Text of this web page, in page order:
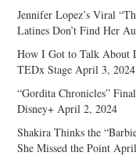
Jennifer Lopez’s Viral
Latines Don’t Find Her
How I Got to Talk About
TEDx Stage April 3, 2024
“Gordita Chronicles”
Disney+ April 2, 2024
Shakira Thinks the
She Missed the Point